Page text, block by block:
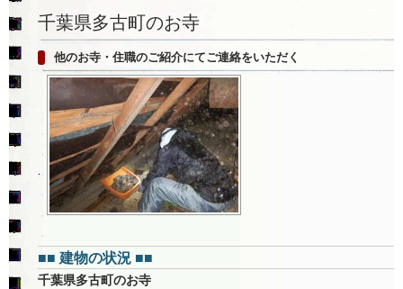
千葉県多古町のお寺
他のお寺・住職のご紹介にてご連絡をいただく
■■ 建物の状況 ■■
千葉県多古町のお寺